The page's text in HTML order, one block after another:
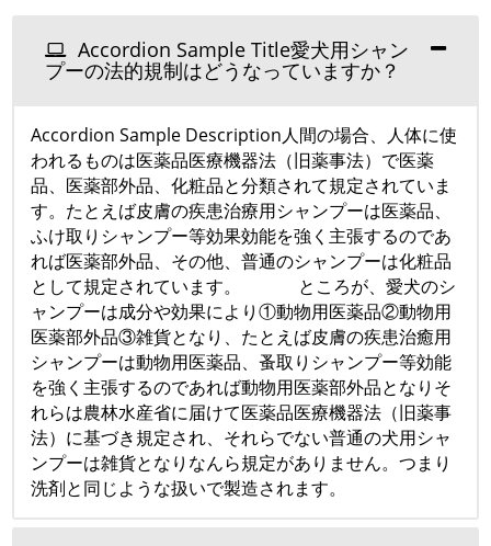
Accordion Sample Title愛犬用シャン
プーの法的規制はどうなっていますか？
Accordion Sample Description人間の場合、人体に使
われるものは医薬品医療機器法（旧薬事法）で医薬
品、医薬部外品、化粧品と分類されて規定されていま
す。たとえば皮膚の疾患治療用シャンプーは医薬品、
ふけ取りシャンプー等効果効能を強く主張するのであ
れば医薬部外品、その他、普通のシャンプーは化粧品
として規定されています。 ところが、愛犬のシ
ャンプーは成分や効果により①動物用医薬品②動物用
医薬部外品③雑貨となり、たとえば皮膚の疾患治癒用
シャンプーは動物用医薬品、蚤取りシャンプー等効能
を強く主張するのであれば動物用医薬部外品となりそ
れらは農林水産省に届けて医薬品医療機器法（旧薬事
法）に基づき規定され、それらでない普通の犬用シャ
ンプーは雑貨となりなんら規定がありません。つまり
洗剤と同じような扱いで製造されます。